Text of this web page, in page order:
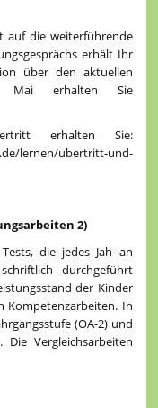
auf die weiterführende
erhält Ihr
über den aktuellen
Mai erhalten Sie
erhalten Sie:
ubertritt-und-
2)
die jedes Jah an
durchgeführt
der Kinder
Kompetenzarbeiten. In
(OA-2) und
Vergleichsarbeiten